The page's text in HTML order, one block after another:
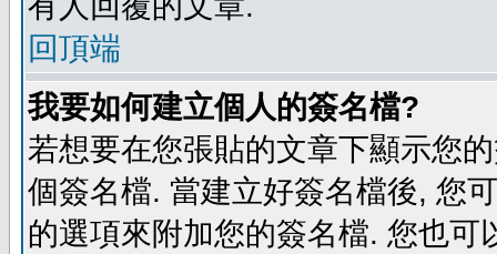
回頂端
我要如何建立個人的簽名檔?
若想要在您張貼的文章下顯示您
個簽名檔. 當建立好簽名檔後, 您
的選項來附加您的簽名檔. 您也